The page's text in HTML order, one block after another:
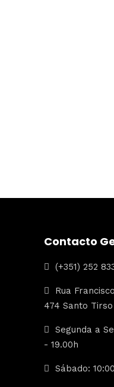
Contacto
(+351) 252
Rua
474 Santo Tirso
Segunda a
- 19.00h
Sábado: